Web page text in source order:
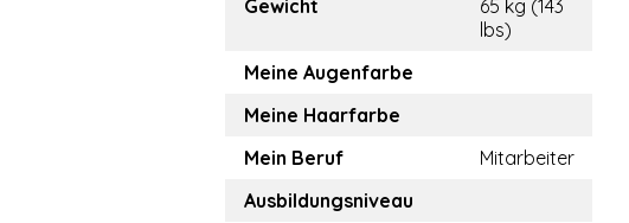
Gewicht
65 kg (143
lbs)
Meine Augenfarbe
Meine Haarfarbe
Mein Beruf
Mitarbeiter
Ausbildungsniveau